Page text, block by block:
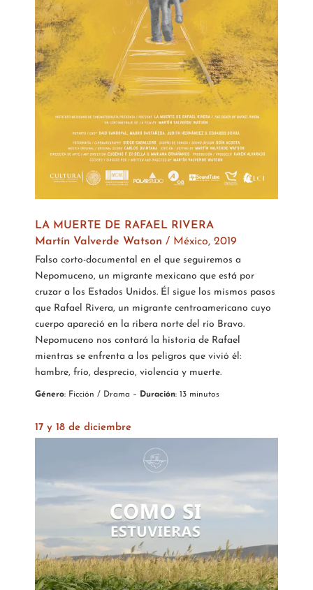
LA MUERTE DE RAFAEL RIVERA
Martín Valverde Watson / México, 2019
Falso corto-documental en el que seguiremos a
Nepomuceno, un migrante mexicano que está por
cruzar a los Estados Unidos. Él sigue los mismos pasos
que Rafael Rivera, un migrante centroamericano cuyo
cuerpo apareció en la ribera norte del río Bravo.
Nepomuceno nos contará la historia de Rafael
mientras se enfrenta a los peligros que vivió él:
hambre, frío, desprecio, violencia y muerte.
Género: Ficción / Drama – Duración: 13 minutos
17 y 18 de diciembre